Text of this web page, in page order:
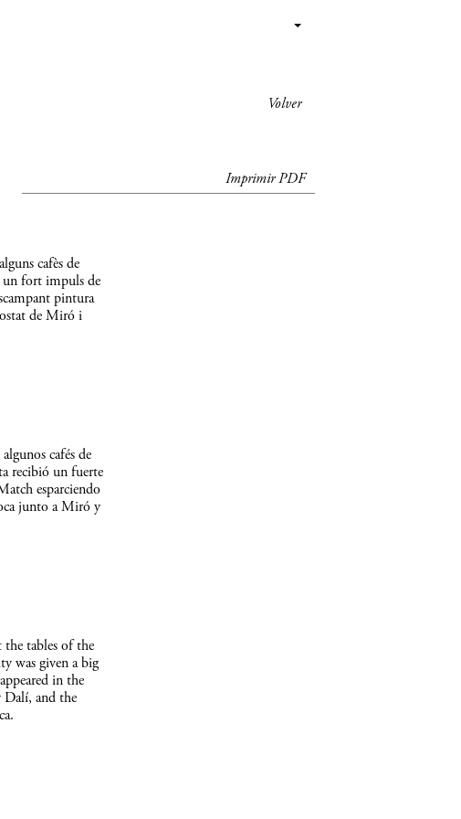
Volver
Imprimir PDF
cafès de
un fort impuls de
pintura
de Miró i
cafés de
recibió un fuerte
esparciendo
junto a Miró y
the tables of the
was given a big
in the
Dalí, and the